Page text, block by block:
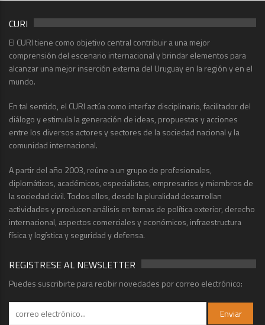
CURI
El CURI tiene como objetivo central contribuir a una mejor
comprensión del escenario internacional y brindar elementos para
alcanzar una mejor inserción externa del Uruguay en la región y en el
mundo.
En tal sentido, el CURI actúa como interfaz disciplinario, facilitador del
diálogo y estimula la generación de ideas, propuestas y acciones
entre los diversos actores y sectores de la sociedad nacional y la
comunidad internacional.
A partir del año 2003, reúne a un grupo de profesionales,
diplomáticos, académicos, especialistas, empresarios y miembros de
la sociedad civil. Todos ellos, desde la pluralidad desarrollan
actividades y producen análisis en temas de política exterior, derecho
internacional, aspectos comerciales y económicos, infraestructura
física y logística y seguridad y defensa.
REGISTRESE AL NEWSLETTER
Puedes suscribirte para recibir novedades por correo electrónico: